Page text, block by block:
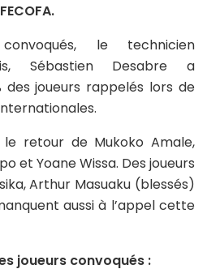
le technicien
Sébastien Desabre a
des joueurs rappelés lors de
le retour de Mukoko Amale,
et Yoane Wissa. Des joueurs
Arthur Masuaku (blessés)
aussi à l’appel cette
joueurs convoqués :